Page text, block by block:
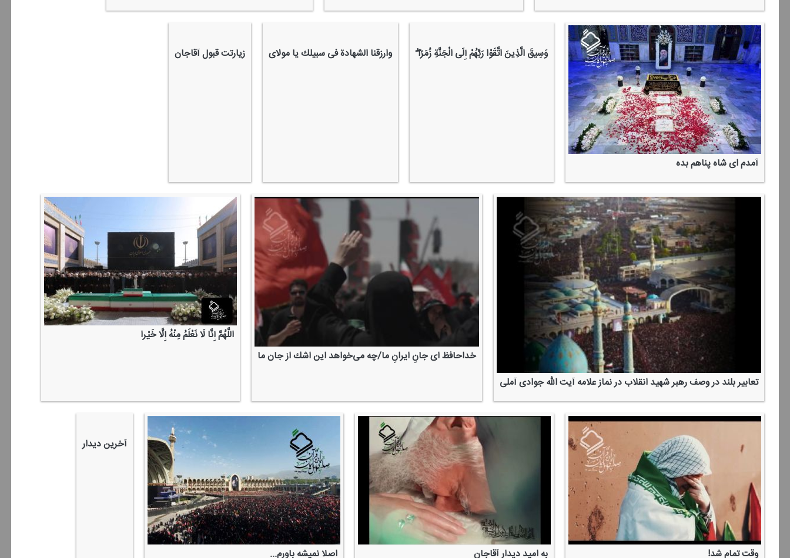
آمدم ای شاه پناهم بده
وَسِیقَ الَّذِینَ اتَّقَوْا رَبَّهُمْ إِلَی الْجَنَّةِ زُمَرًا ۖ وارزقنا الشهادة فی سبیلك یا مولای زیارتت قبول آقاجان
تعابیر بلند در وصف رهبر شهید انقلاب در نماز علامه آیت الله جوادی آملی
خداحافظ ای جانِ ایرانِ ما/چه می‌خواهد این اشك از جان ما
اللَّهُمَّ إِنَّا لَا نَعْلَمُ مِنْهُ إِلَّا خَیْرا
وقت تمام شد! به امید دیدار آقاجان اصلا نمیشه باورم...
آخرین دیدار